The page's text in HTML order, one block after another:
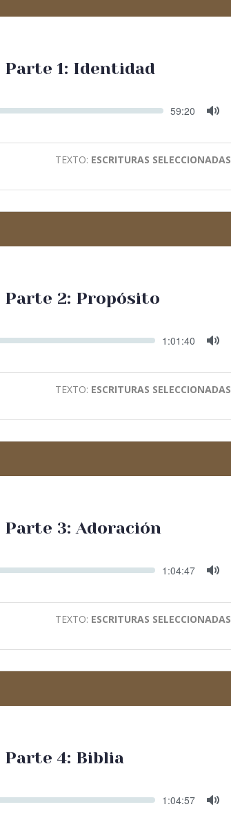
1: Identidad
Current
time
59:20
TEXTO: ESCRITURAS SELECCIONADAS
Parte 2: Propósito
Current
time
1:01:40
TEXTO: ESCRITURAS SELECCIONADAS
3: Adoración
Current
time
1:04:47
TEXTO: ESCRITURAS SELECCIONADAS
Parte 4: Biblia
Current
time
1:04:57